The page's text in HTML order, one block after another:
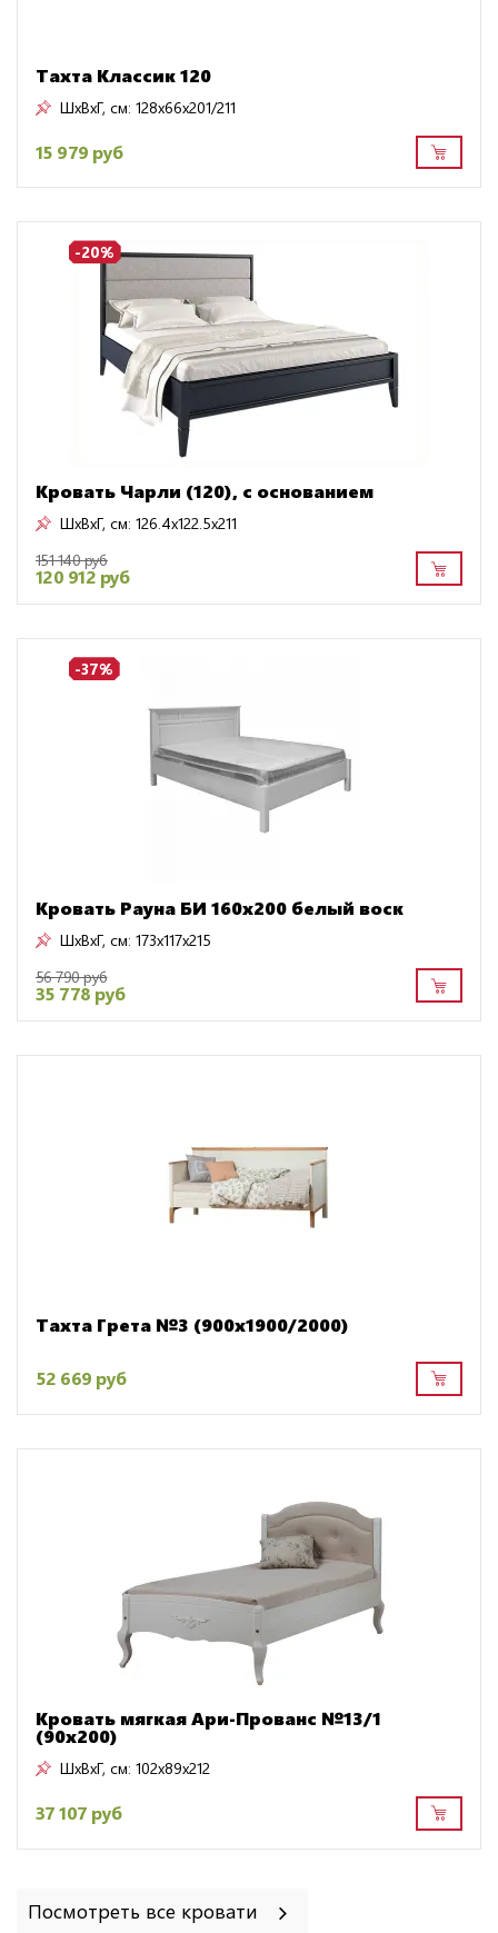
Тахта Классик 120
ШxВxГ, см: 128x66x201/211
15 979 руб
-20%
Кровать Чарли (120), с основанием
ШxВxГ, см: 126.4x122.5x211
151 140 руб
120 912 руб
-37%
Кровать Рауна БИ 160х200 белый воск
ШxВxГ, см: 173x117x215
56 790 руб
35 778 руб
Тахта Грета №3 (900х1900/2000)
52 669 руб
Кровать мягкая Ари-Прованс №13/1
(90х200)
ШxВxГ, см: 102x89x212
37 107 руб
Посмотреть все кровати